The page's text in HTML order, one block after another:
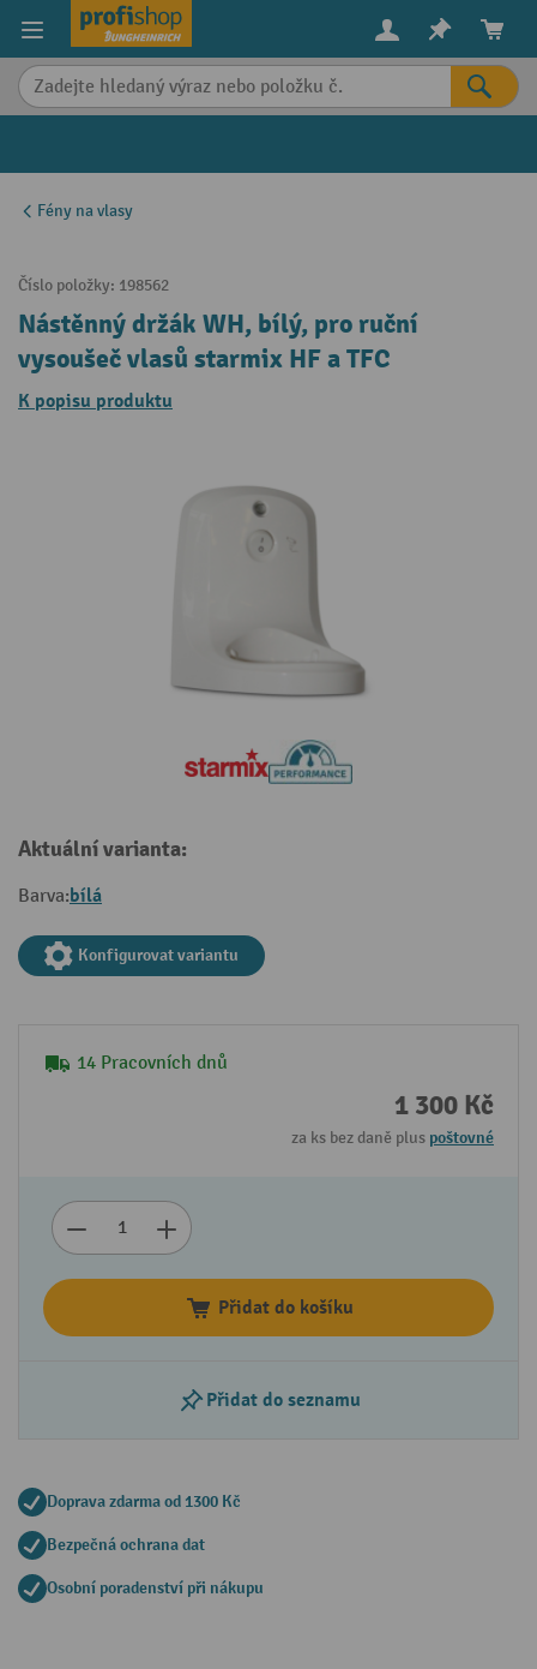
content
Fény na vlasy
Číslo položky: 198562
Nástěnný držák WH, bílý, pro ruční
vysoušeč vlasů starmix HF a TFC
K popisu produktu
Aktuální varianta:
Barva:bílá
Konfigurovat variantu
14 Pracovních dnů
1 300 Kč
za ks bez daně plus poštovné
Přidat do košíku
Přidat do seznamu
Doprava zdarma od 1300 Kč
Bezpečná ochrana dat
Osobní poradenství při nákupu